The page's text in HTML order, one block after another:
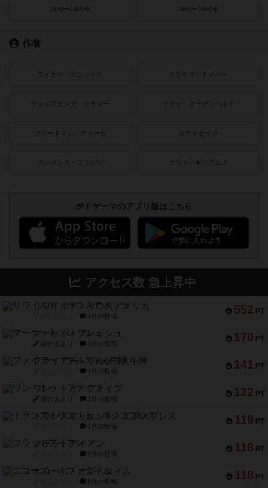
1980〜1990年 1950〜1980年
作者
ライナー・クニツィア クラウス・トイバー
ヴォルフガング・クラマー ウヴェ・ローゼンベルク
フリードマン・フリーゼ カナイセイジ
クレメンス・フランツ クリス・キリアムス
ボドゲーマのアプリ版はこちら
アクセス数 急上昇中
552 PT
リワイルド：サウスアメリカ
2件の投稿
170 PT
マーケットフレッシュ
紹介文あり 1件の投稿
141 PT
ファイアー・ブルズ / 火牛陣
1件の投稿
122 PT
ワン・トゥ・ファイブ
紹介文あり 1件の投稿
119 PT
トランスオリエント・エクスプレス
1件の投稿
118 PT
フラットアイアン
2件の投稿
118 PT
エコーズ・オブ・タイム
8件の投稿